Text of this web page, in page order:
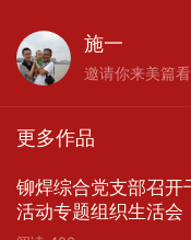
施一
邀请你来美篇
更多作品
铆焊综合党支部召开
活动专题组织生活会